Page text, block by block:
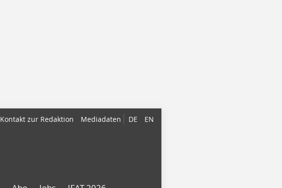
DE EN
Kontakt zur Redaktion Mediadaten